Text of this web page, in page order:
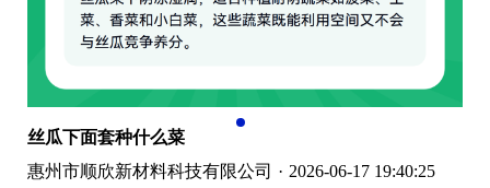
丝瓜下面套种什么菜
惠州市顺欣新材料科技有限公司 · 2026-06-17 19:40:25